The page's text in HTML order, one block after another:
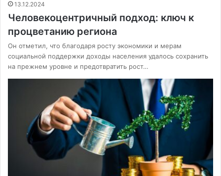
13.12.2024
Человекоцентричный подход: ключ к
процветанию региона
Он отметил, что благодаря росту экономики и мерам
социальной поддержки доходы населения удалось сохранить
на прежнем уровне и предотвратить рост…